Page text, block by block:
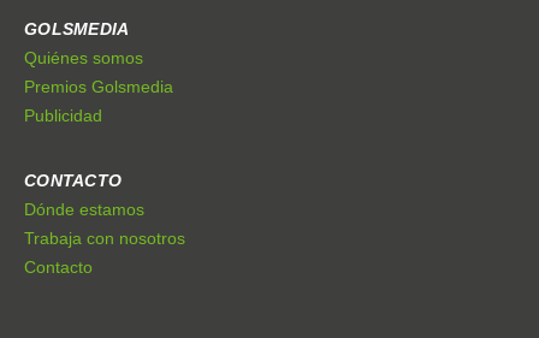
GOLSMEDIA
Quiénes somos
Premios Golsmedia
Publicidad
CONTACTO
Dónde estamos
Trabaja con nosotros
Contacto